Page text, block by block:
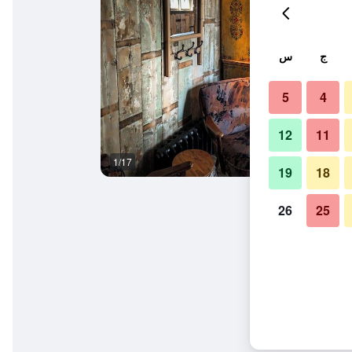
1/17
ج س
4
5
11
12
18
19
25
26